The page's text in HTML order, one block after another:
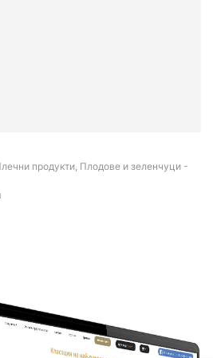
продукти, Плодове и зеленчуци -